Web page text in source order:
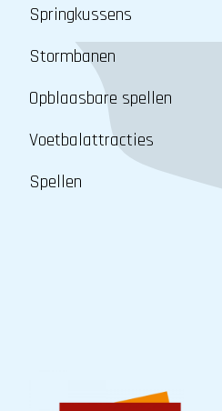
Springkussens
Stormbanen
Opblaasbare spellen
Voetbalattracties
Spellen